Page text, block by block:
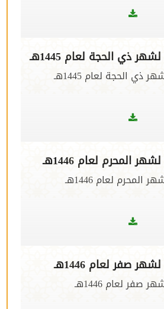
ذي الحجة لعام 1445هـ
ذي الحجة لعام 1445هـ
المحرم لعام 1446هـ
المحرم لعام 1446هـ
صفر لعام 1446هـ
صفر لعام 1446هـ